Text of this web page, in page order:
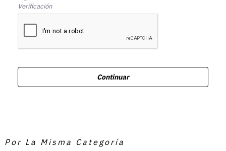
Verificación
Continuar
Por La Misma Categoría